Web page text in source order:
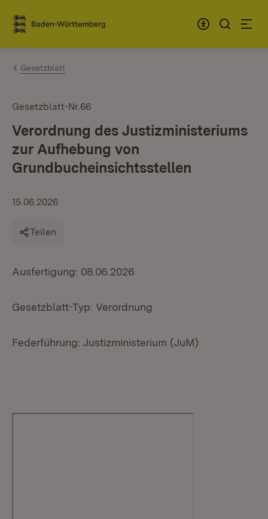
Zum Inhalt springen
Link zur Startseite
Gesetzblatt
Gesetzblatt-Nr.66
Verordnung des Justizministeriums
zur Aufhebung von
Grundbucheinsichtsstellen
15.06.2026
Teilen
Ausfertigung: 08.06.2026
Gesetzblatt-Typ: Verordnung
Federführung: Justizministerium (JuM)